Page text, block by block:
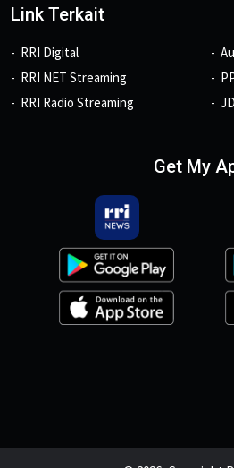
Link Terkait
RRI Digital
RRI NET Streaming
RRI Radio Streaming
Get My